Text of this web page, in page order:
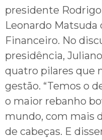
presidente
Leonardo
Financeiro. No
presidência,
quatro pilares que
gestão. “Temos o
o maior rebanho
mundo, com mais
de cabeças. E